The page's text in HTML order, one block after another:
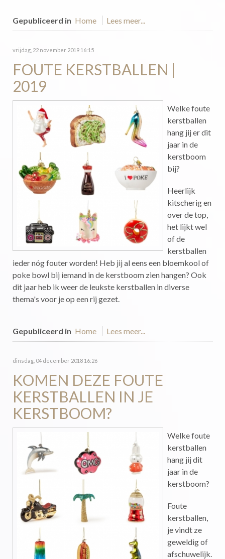
Gepubliceerd in Home Lees meer...
vrijdag, 22 november 2019 16:15
FOUTE KERSTBALLEN |
2019
Welke foute
kerstballen
hang jij er dit
jaar in de
kerstboom
bij?
Heerlijk
kitscherig en
over de top,
het lijkt wel
of de
kerstballen
ieder nóg fouter worden! Heb jij al eens een bloemkool of
poke bowl bij iemand in de kerstboom zien hangen? Ook
dit jaar heb ik weer de leukste kerstballen in diverse
thema's voor je op een rij gezet.
Gepubliceerd in Home Lees meer...
dinsdag, 04 december 2018 16:26
KOMEN DEZE FOUTE
KERSTBALLEN IN JE
KERSTBOOM?
Welke foute
kerstballen
hang jij dit
jaar in de
kerstboom?
Foute
kerstballen,
je vindt ze
geweldig of
afschuwelijk.